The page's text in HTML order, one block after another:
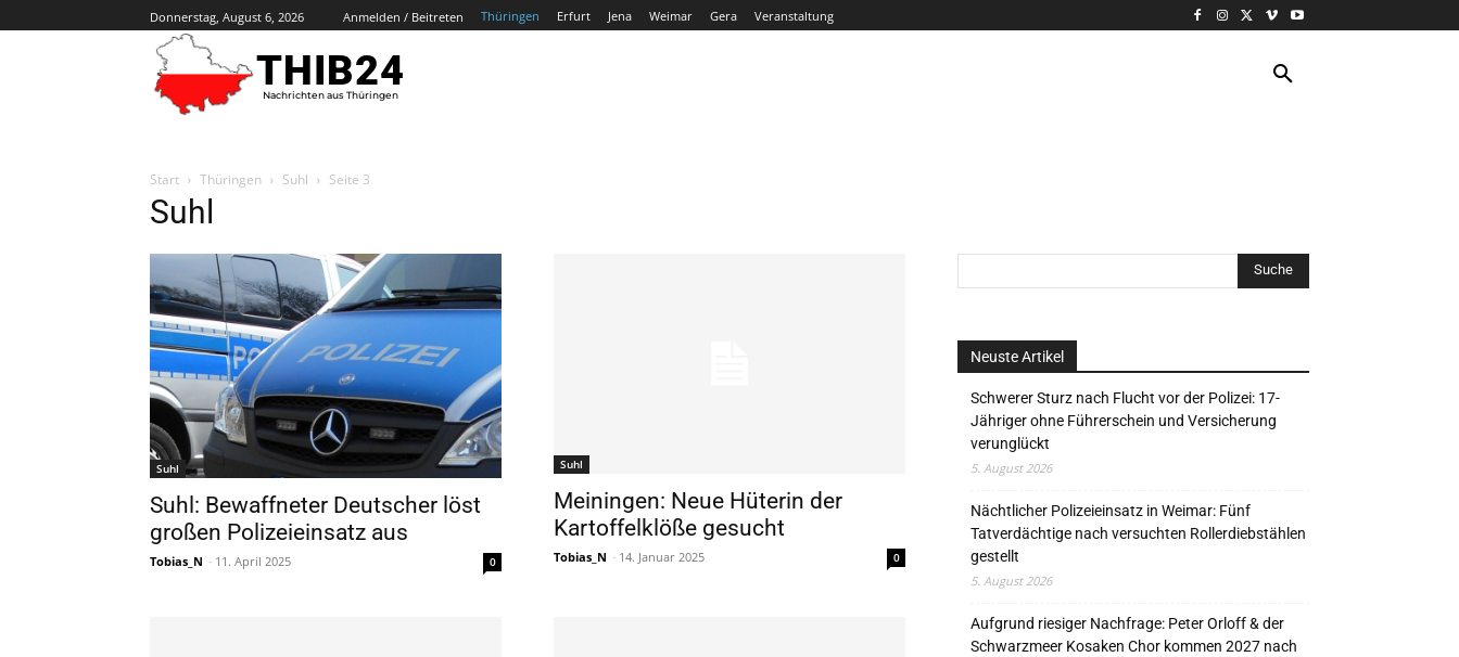
Donnerstag, August 6, 2026 Anmelden / Beitreten Thüringen Erfurt Jena Weimar Gera Veranstaltung
THIB24
Nachrichten aus Thüringen
Start Thüringen Suhl Seite 3
Suhl
Suhl
Suhl: Bewaffneter Deutscher löst
großen Polizeieinsatz aus
Tobias_N - 11. April 2025 0
Suhl
Meiningen: Neue Hüterin der
Kartoffelklöße gesucht
Tobias_N - 14. Januar 2025 0
Neuste Artikel
Schwerer Sturz nach Flucht vor der Polizei: 17-
Jähriger ohne Führerschein und Versicherung
verunglückt
5. August 2026
Nächtlicher Polizeieinsatz in Weimar: Fünf
Tatverdächtige nach versuchten Rollerdiebstählen
gestellt
5. August 2026
Aufgrund riesiger Nachfrage: Peter Orloff & der
Schwarzmeer Kosaken Chor kommen 2027 nach